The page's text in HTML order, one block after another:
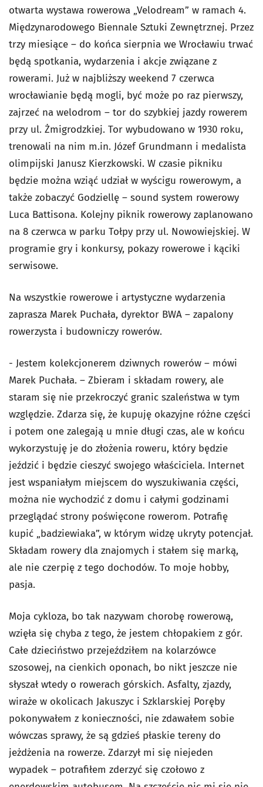
otwarta wystawa rowerowa „Velodream” w ramach 4.
Międzynarodowego Biennale Sztuki Zewnętrznej. Przez
trzy miesiące – do końca sierpnia we Wrocławiu trwać
będą spotkania, wydarzenia i akcje związane z
rowerami. Już w najbliższy weekend 7 czerwca
wrocławianie będą mogli, być może po raz pierwszy,
zajrzeć na welodrom – tor do szybkiej jazdy rowerem
przy ul. Żmigrodzkiej. Tor wybudowano w 1930 roku,
trenowali na nim m.in. Józef Grundmann i medalista
olimpijski Janusz Kierzkowski. W czasie pikniku
będzie można wziąć udział w wyścigu rowerowym, a
także zobaczyć Godziellę – sound system rowerowy
Luca Battisona. Kolejny piknik rowerowy zaplanowano
na 8 czerwca w parku Tołpy przy ul. Nowowiejskiej. W
programie gry i konkursy, pokazy rowerowe i kąciki
serwisowe.
Na wszystkie rowerowe i artystyczne wydarzenia
zaprasza Marek Puchała, dyrektor BWA – zapalony
rowerzysta i budowniczy rowerów.
- Jestem kolekcjonerem dziwnych rowerów – mówi
Marek Puchała. – Zbieram i składam rowery, ale
staram się nie przekroczyć granic szaleństwa w tym
względzie. Zdarza się, że kupuję okazyjne różne części
i potem one zalegają u mnie długi czas, ale w końcu
wykorzystuję je do złożenia roweru, który będzie
jeździć i będzie cieszyć swojego właściciela. Internet
jest wspaniałym miejscem do wyszukiwania części,
można nie wychodzić z domu i całymi godzinami
przeglądać strony poświęcone rowerom. Potrafię
kupić „badziewiaka”, w którym widzę ukryty potencjał.
Składam rowery dla znajomych i stałem się marką,
ale nie czerpię z tego dochodów. To moje hobby,
pasja.
Moja cykloza, bo tak nazywam chorobę rowerową,
wzięła się chyba z tego, że jestem chłopakiem z gór.
Całe dzieciństwo przejeździłem na kolarzówce
szosowej, na cienkich oponach, bo nikt jeszcze nie
słyszał wtedy o rowerach górskich. Asfalty, zjazdy,
wiraże w okolicach Jakuszyc i Szklarskiej Poręby
pokonywałem z konieczności, nie zdawałem sobie
wówczas sprawy, że są gdzieś płaskie tereny do
jeżdżenia na rowerze. Zdarzył mi się niejeden
wypadek – potrafiłem zderzyć się czołowo z